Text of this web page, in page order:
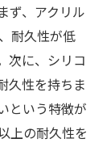
ず、アクリル
耐久性が低
次に、シリコ
久性を持ちま
という特徴が
上の耐久性を